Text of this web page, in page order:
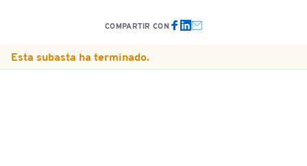
COMPARTIR CON
Esta subasta ha terminado.